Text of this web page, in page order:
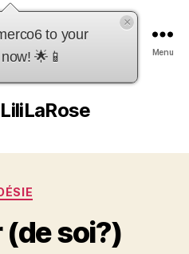
Menu
LiliLaRose
Categories
(de soi?)
to your
🌟📱
×